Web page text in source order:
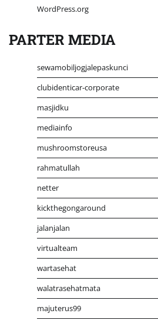
WordPress.org
PARTER MEDIA
sewamobiljogjalepaskunci
clubidenticar-corporate
masjidku
mediainfo
mushroomstoreusa
rahmatullah
netter
kickthegongaround
jalanjalan
virtualteam
wartasehat
walatrasehatmata
majuterus99